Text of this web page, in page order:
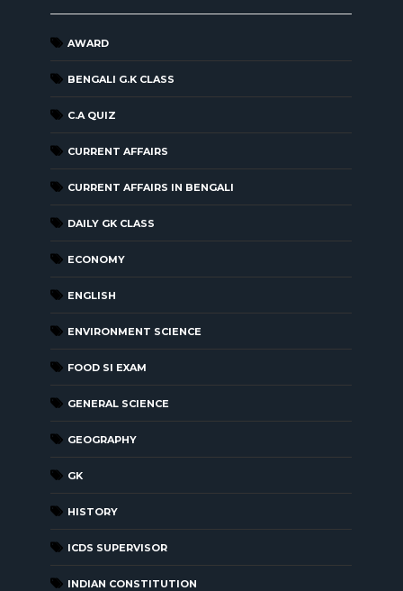
AWARD
BENGALI G.K CLASS
C.A QUIZ
CURRENT AFFAIRS
CURRENT AFFAIRS IN BENGALI
DAILY GK CLASS
ECONOMY
ENGLISH
ENVIRONMENT SCIENCE
FOOD SI EXAM
GENERAL SCIENCE
GEOGRAPHY
GK
HISTORY
ICDS SUPERVISOR
INDIAN CONSTITUTION